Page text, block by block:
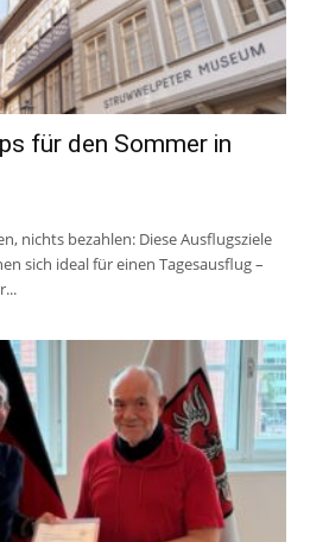
für den Sommer in
nichts bezahlen: Diese Ausflugsziele
sich ideal für einen Tagesausflug –